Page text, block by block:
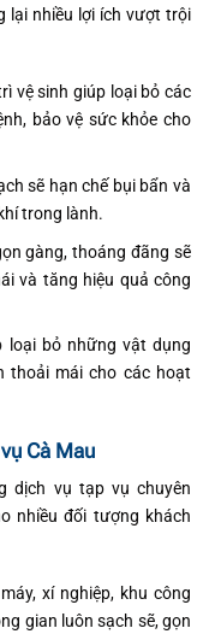
lại nhiều lợi ích vượt trội
vệ sinh giúp loại bỏ các
bảo vệ sức khỏe cho
sẽ hạn chế bụi bẩn và
trong lành.
gàng, thoáng đãng sẽ
và tăng hiệu quả công
loại bỏ những vật dụng
thoải mái cho các hoạt
Cà Mau
dịch vụ tạp vụ chuyên
nhiều đối tượng khách
xí nghiệp, khu công
gian luôn sạch sẽ, gọn